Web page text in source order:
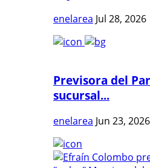
enelarea Jul 28, 2026
Previsora del
sucursal...
enelarea Jun 23, 2026